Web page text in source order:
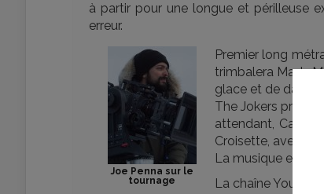
à partir pour une longue et périlleuse
erreur.
Joe Penna sur le
tournage
Premier long
trimbalera Mads
glace et de danger.
The Jokers
attendant,
Croisette, avec
La musique est
La chaîne